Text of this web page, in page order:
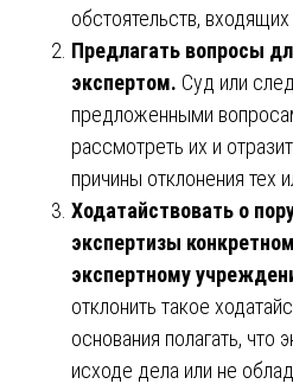
обстоятельств,
Предлагать вопросы
экспертом. Суд или
предложенными
рассмотреть их и
причины отклонения тех
Ходатайствовать о
экспертизы
экспертному
отклонить такое
основания полагать, что
исходе дела или не